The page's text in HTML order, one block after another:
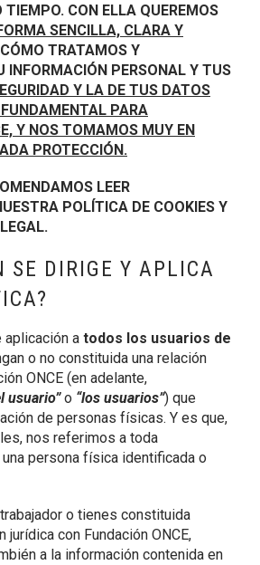
TIEMPO. CON ELLA QUEREMOS
SENCILLA, CLARA Y
CÓMO TRATAMOS Y
INFORMACIÓN PERSONAL Y TUS
Y LA DE TUS DATOS
PARA
Y NOS TOMAMOS MUY EN
PROTECCIÓN.
LEER
POLÍTICA DE COOKIES Y
SE DIRIGE Y APLICA
aplicación a todos los usuarios de
o no constituida una relación
ONCE (en adelante,
usuario”o “los usuarios”) que
de personas físicas. Y es que,
nos referimos a toda
persona física identificada o
o tienes constituida
jurídica con Fundación ONCE,
a la información contenida en